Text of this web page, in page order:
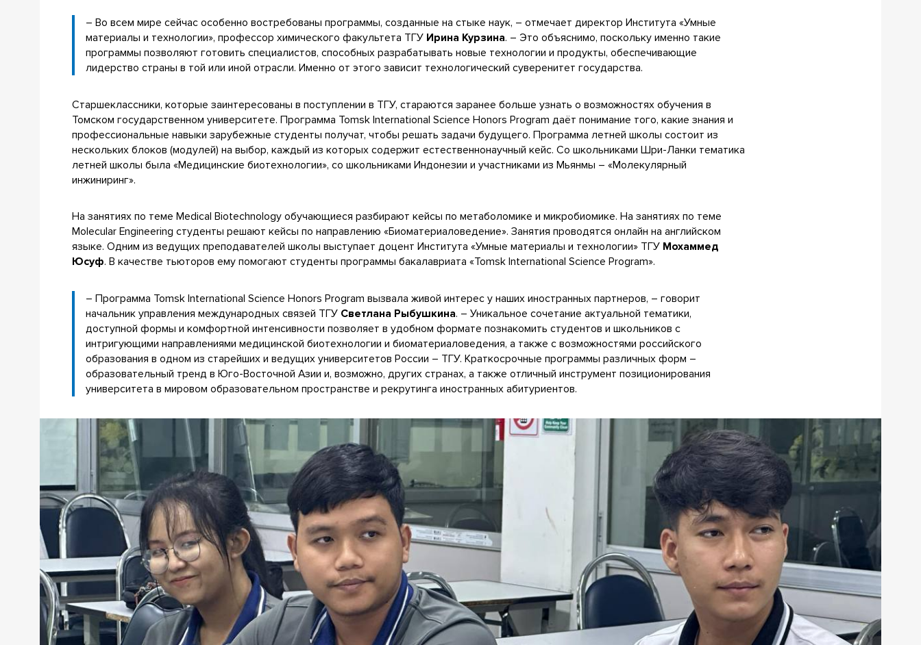
– Во всем мире сейчас особенно востребованы программы, созданные на стыке наук, – отмечает директор Института «Умные
материалы и технологии», профессор химического факультета ТГУ Ирина Курзина. – Это объяснимо, поскольку именно такие
программы позволяют готовить специалистов, способных разрабатывать новые технологии и продукты, обеспечивающие
лидерство страны в той или иной отрасли. Именно от этого зависит технологический суверенитет государства.
Старшеклассники, которые заинтересованы в поступлении в ТГУ, стараются заранее больше узнать о возможностях обучения в
Томском государственном университете. Программа Tomsk International Science Honors Program даёт понимание того, какие знания и
профессиональные навыки зарубежные студенты получат, чтобы решать задачи будущего. Программа летней школы состоит из
нескольких блоков (модулей) на выбор, каждый из которых содержит естественнонаучный кейс. Со школьниками Шри-Ланки тематика
летней школы была «Медицинские биотехнологии», со школьниками Индонезии и участниками из Мьянмы – «Молекулярный
инжиниринг».
На занятиях по теме Medical Biotechnology обучающиеся разбирают кейсы по метаболомике и микробиомике. На занятиях по теме
Molecular Engineering студенты решают кейсы по направлению «Биоматериаловедение». Занятия проводятся онлайн на английском
языке. ​Одним из ведущих преподавателей школы выступает доцент Института «Умные материалы и технологии» ТГУ Мохаммед
Юсуф. В качестве тьюторов ему помогают студенты программы бакалавриата «Tomsk International Science Program».
– Программа Tomsk International Science Honors Program вызвала живой интерес у наших иностранных партнеров, – говорит
начальник управления международных связей ТГУ Светлана Рыбушкина. – Уникальное сочетание актуальной тематики,
доступной формы и комфортной интенсивности позволяет в удобном формате познакомить студентов и школьников с
интригующими направлениями медицинской биотехнологии и биоматериаловедения, а также с возможностями российского
образования в одном из старейших и ведущих университетов России – ТГУ. Краткосрочные программы различных форм –
образовательный тренд в Юго-Восточной Азии и, возможно, других странах, а также отличный инструмент позиционирования
университета в мировом образовательном пространстве и рекрутинга иностранных абитуриентов.